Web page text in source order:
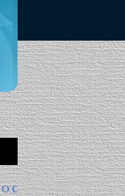
VEM AÍ A 3ª